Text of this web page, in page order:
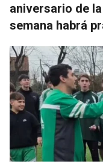
aniversario de
semana habrá